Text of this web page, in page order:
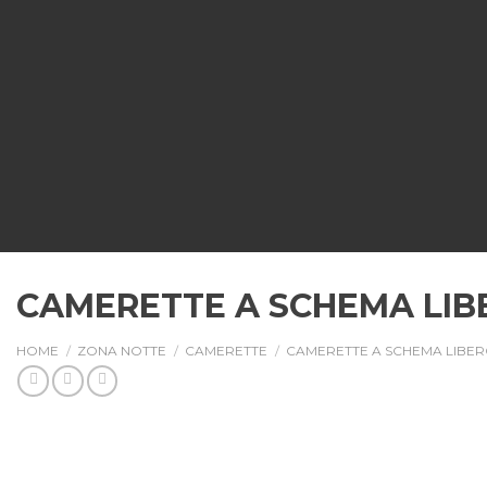
CAMERETTE A SCHEMA
HOME / ZONA NOTTE / CAMERETTE / CAMERETTE A SCHEMA